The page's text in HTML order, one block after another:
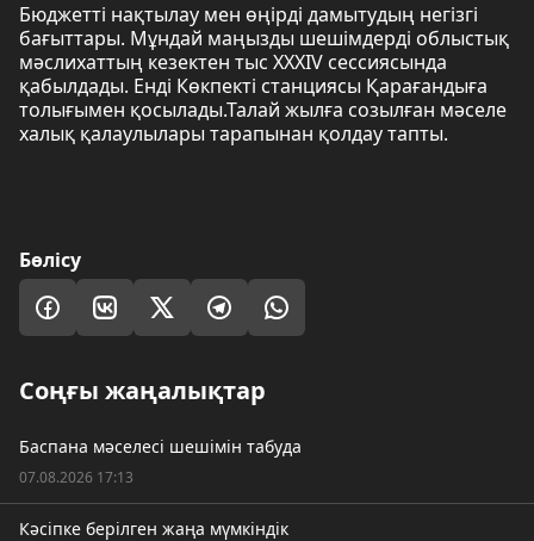
Бюджетті нақтылау мен өңірді дамытудың негізгі
бағыттары. Мұндай маңызды шешімдерді облыстық
мәслихаттың кезектен тыс XXXIV сессиясында
қабылдады. Енді Көкпекті станциясы Қарағандыға
толығымен қосылады.Талай жылға созылған мәселе
халық қалаулылары тарапынан қолдау тапты.
Бөлісу
Соңғы жаңалықтар
Баспана мәселесі шешімін табуда
07.08.2026 17:13
Кәсіпке берілген жаңа мүмкіндік